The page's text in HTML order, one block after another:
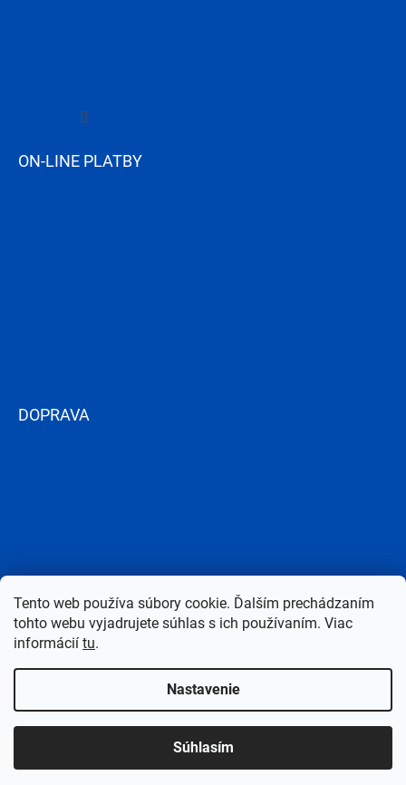
Tento web používa súbory cookie. Ďalším prechádzaním
tohto webu vyjadrujete súhlas s ich používaním. Viac
informácií tu.
Nastavenie
Súhlasím
ON-LINE PLATBY
DOPRAVA
Copyright 2026
Upraviť
nastavenie cookies